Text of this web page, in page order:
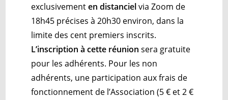
exclusivementen distancielvia Zoom de
18h45 précises à 20h30 environ, dans la
limite des cent premiers inscrits.
L’inscription à cette réunion sera gratuite
pour les adhérents. Pour les non
adhérents, une participation aux frais de
fonctionnement de l’Association (5 € et 2 €